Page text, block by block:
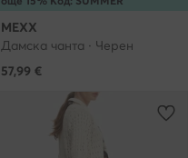
MEXX
Дамска чанта · Черен
57,99 €